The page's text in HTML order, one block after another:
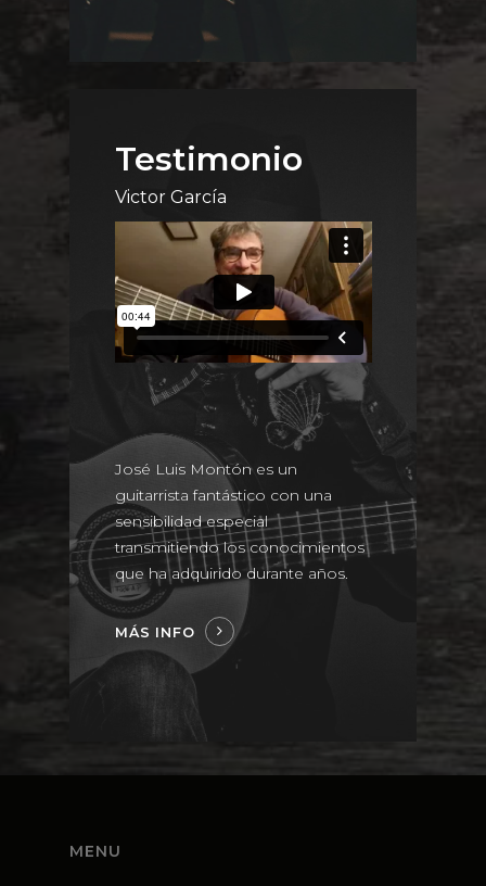
Testimonio
Victor García
José Luis Montón es un
guitarrista fantástico con una
sensibilidad especial
transmitiendo los conocimientos
que ha adquirido durante años.
MÁS INFO
MENU